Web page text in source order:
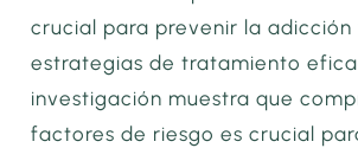
crucial para prevenir la adicción
estrategias de tratamiento
investigación muestra que
factores de riesgo es crucial